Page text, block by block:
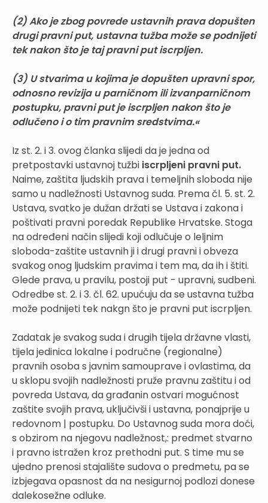
(2) Ako je zbog povrede ustavnih prava dopušten
drugi pravni put, ustavna tužba može se podnijeti
tek nakon što je taj pravni put iscrpljen.
(3) U stvarima u kojima je dopušten upravni spor,
odnosno revizija u parničnom ili izvanparničnom
postupku, pravni put je iscrpljen nakon što je
odlučeno i o tim pravnim sredstvima.«
Iz st. 2. i 3. ovog članka slijedi da je jedna od
pretpostavki ustavnoj tužbi iscrpljeni pravni put.
Naime, zaštita ljudskih prava i temeljnih sloboda nije
samo u nadležnosti Ustavnog suda. Prema čl. 5. st. 2.
Ustava, svatko je dužan držati se Ustava i zakona i
poštivati pravni poredak Republike Hrvatske. Stoga
na određeni način slijedi koji odlučuje o leljnim
sloboda-zaštite ustavnih ji i drugi pravni i obveza
svakog onog ljudskim pravima i tem ma, da ih i štiti.
Glede prava, u pravilu, postoji put - upravni, sudbeni.
Odredbe st. 2. i 3. čl. 62. upućuju da se ustavna tužba
može podnijeti tek nakgn što je pravni put iscrpljen.
Zadatak je svakog suda i drugih tijela državne vlasti,
tijela jedinica lokalne i područne (regionalne)
pravnih osoba s javnim samouprave i ovlastima, da
u sklopu svojih nadležnosti pruže pravnu zaštitu i od
povreda Ustava, da građanin ostvari mogućnost
zaštite svojih prava, uključivši i ustavna, ponajprije u
redovnom | postupku. Do Ustavnog suda mora doći,
s obzirom na njegovu nadležnost,: predmet stvarno
i pravno istražen kroz prethodni put. S time mu se
ujedno prenosi stajalište sudova o predmetu, pa se
izbjegava opasnost da na nesigurnoj podlozi donese
dalekosežne odluke.